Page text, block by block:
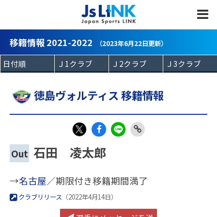
移籍情報 2021-2022 （2023年6月22日更新）
徳島ヴォルティス 移籍情報
X
eb
k
Out 石田 凌太郎
→名古屋／期限付き移籍期間満了
クラブリリース （2022年4月14日）